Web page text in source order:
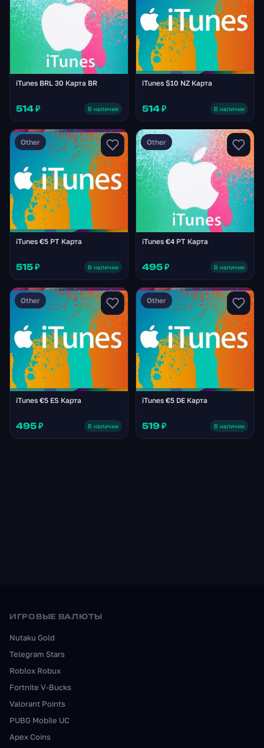
iTunes BRL 30 Карта BR
514 ₽ В наличии
iTunes $10 NZ Карта
514 ₽ В наличии
Other
iTunes €5 PT Карта
515 ₽ В наличии
Other
iTunes €4 PT Карта
495 ₽ В наличии
Other
iTunes €5 ES Карта
495 ₽ В наличии
Other
iTunes €5 DE Карта
519 ₽ В наличии
ИГРОВЫЕ ВАЛЮТЫ
Nutaku Gold
Telegram Stars
Roblox Robux
Fortnite V-Bucks
Valorant Points
PUBG Mobile UC
Apex Coins